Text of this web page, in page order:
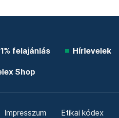
felajánlás Hírlevelek
Shop
Impresszum Etikai kódex